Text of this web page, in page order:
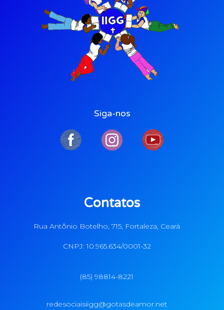
Siga-nos
Contatos
Rua Antônio Botelho, 715, Fortaleza, Ceará
CNPJ: 10.965.634/0001-32
(85) 98814-8221
redesociaisiigg@gotasdeamor.net